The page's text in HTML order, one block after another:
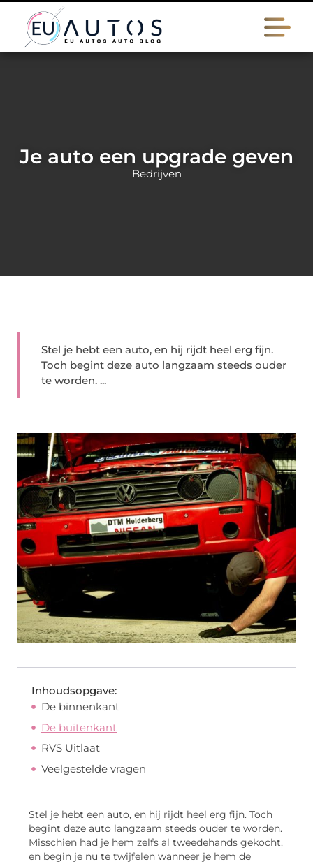
Je auto een upgrade geven
Bedrijven
Stel je hebt een auto, en hij rijdt heel erg fijn.
Toch begint deze auto langzaam steeds ouder
te worden. ...
Inhoudsopgave:
De binnenkant
De buitenkant
RVS Uitlaat
Veelgestelde vragen
Stel je hebt een auto, en hij rijdt heel erg fijn. Toch
begint deze auto langzaam steeds ouder te worden.
Misschien had je hem zelfs al tweedehands gekocht,
en begin je nu te twijfelen wanneer je hem de